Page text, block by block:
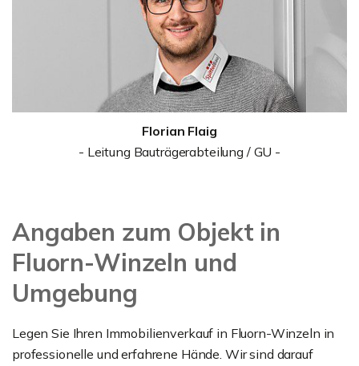
Florian Flaig
- Leitung Bauträgerabteilung / GU -
Angaben zum Objekt in
Fluorn-Winzeln und
Umgebung
Legen Sie Ihren Immobilienverkauf in Fluorn-Winzeln in
professionelle und erfahrene Hände. Wir sind darauf